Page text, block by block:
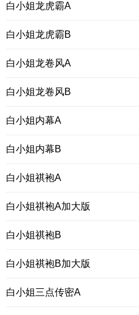
白小姐龙虎霸A
白小姐龙虎霸B
白小姐龙卷风A
白小姐龙卷风B
白小姐内幕A
白小姐内幕B
白小姐祺袍A
白小姐祺袍A加大版
白小姐祺袍B
白小姐祺袍B加大版
白小姐三点传密A